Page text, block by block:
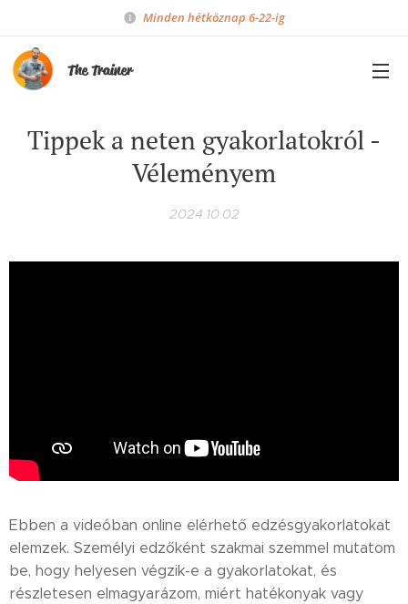
Minden hétköznap 6-22-ig
The Trainer
Tippek a neten gyakorlatokról -
Véleményem
2024.10.02
Ebben a videóban online elérhető edzésgyakorlatokat
elemzek. Személyi edzőként szakmai szemmel mutatom
be, hogy helyesen végzik-e a gyakorlatokat, és
részletesen elmagyarázom, miért hatékonyak vagy